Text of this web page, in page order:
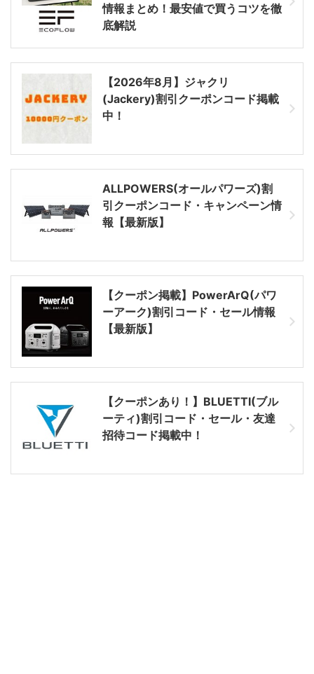
情報まとめ！最安値で買うコツを徹
底解説
【2026年8月】ジャクリ
(Jackery)割引クーポンコード掲載
中！
ALLPOWERS(オールパワーズ)割
引クーポンコード・キャンペーン情
報【最新版】
【クーポン掲載】PowerArQ(パワ
ーアーク)割引コード・セール情報
【最新版】
【クーポンあり！】BLUETTI(ブル
ーティ)割引コード・セール・友達
招待コード掲載中！